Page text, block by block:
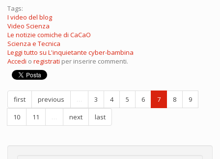
Tags:
I video del blog
Video Scienza
Le notizie comiche di CaCaO
Scienza e Tecnica
Leggi tutto su L'inquietante cyber-bambina
Accedi o registrati per inserire commenti.
first previous … 3 4 5 6 7 8
9
10
11 … next last